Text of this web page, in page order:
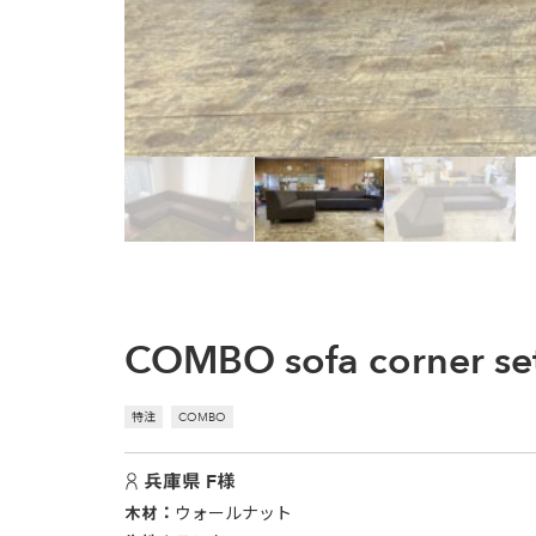
COMBO sofa corner
特注 COMBO
兵庫県 F様
木材
ウォールナット